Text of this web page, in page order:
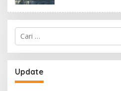
Cari
untuk:
Update